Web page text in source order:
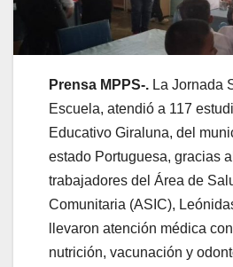
Prensa MPPS-. La Jornada
Escuela, atendió a 117
Educativo Giraluna, del
estado Portuguesa, gracias
trabajadores del Área de
Comunitaria (ASIC),
llevaron atención médica
nutrición, vacunación y